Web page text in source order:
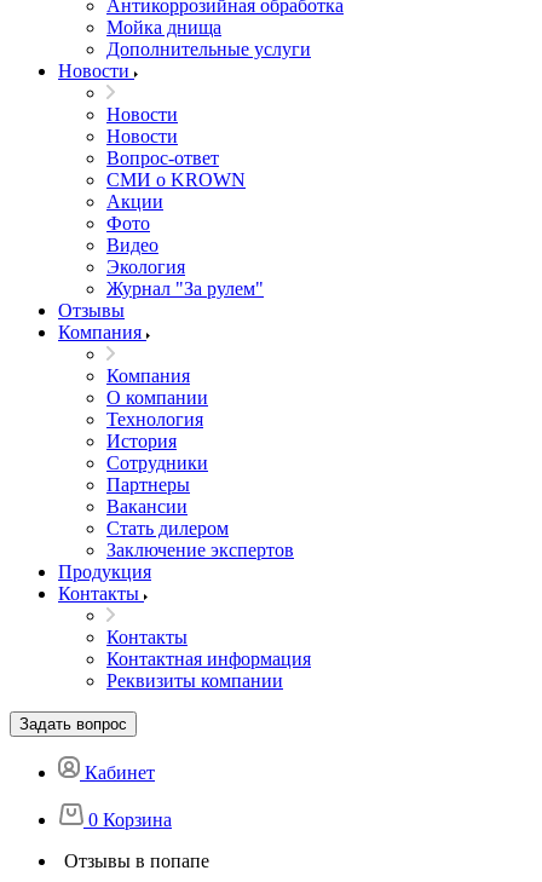
Антикоррозийная обработка
Мойка днища
Дополнительные услуги
Новости
Новости
Новости
Вопрос-ответ
СМИ о KROWN
Акции
Фото
Видео
Экология
Журнал "За рулем"
Отзывы
Компания
Компания
О компании
Технология
История
Сотрудники
Партнеры
Вакансии
Стать дилером
Заключение экспертов
Продукция
Контакты
Контакты
Контактная информация
Реквизиты компании
Задать вопрос
Кабинет
0 Корзина
Отзывы в попапе